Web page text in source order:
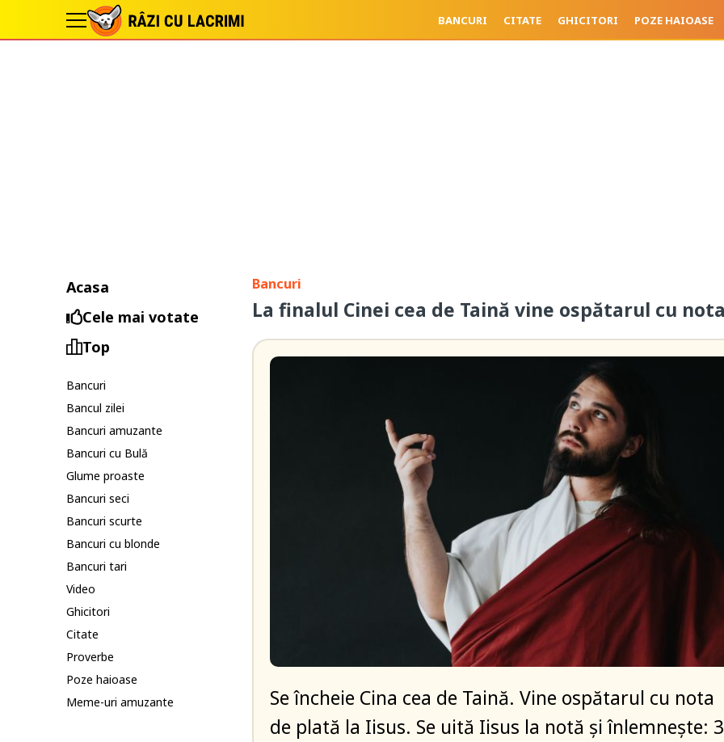
BANCURI CITATE GHICITORI POZE HAIOASE
Acasa
Cele mai votate
Top
Bancuri
Bancul zilei
Bancuri amuzante
Bancuri cu Bulă
Glume proaste
Bancuri seci
Bancuri scurte
Bancuri cu blonde
Bancuri tari
Video
Ghicitori
Citate
Proverbe
Poze haioase
Meme-uri amuzante
Bancuri
La finalul Cinei cea de Taină vine ospătarul cu
Se încheie Cina cea de Taină. Vine ospătarul cu nota
de plată la Iisus. Se uită Iisus la notă şi înlemneşte: